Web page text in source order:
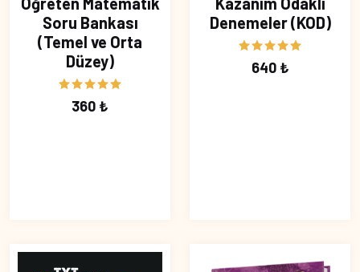
Soru Bankası
(Temel ve Orta
Düzey)
360 ₺
Denemeler (KOD)
640 ₺